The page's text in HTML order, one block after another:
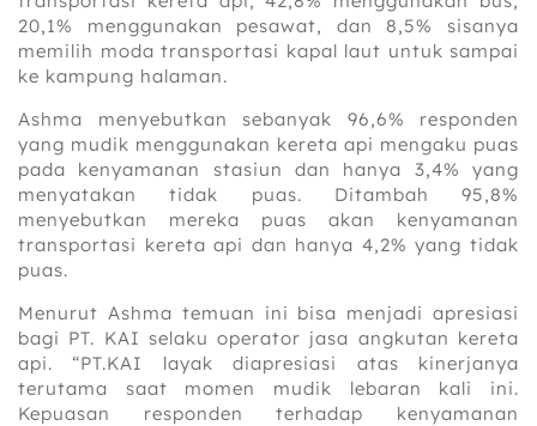
20,1% menggunakan pesawat, dan 8,5% sisanya
memilih moda transportasi kapal laut untuk sampai
ke kampung halaman.
Ashma menyebutkan sebanyak 96,6% responden
yang mudik menggunakan kereta api mengaku puas
pada kenyamanan stasiun dan hanya 3,4% yang
menyatakan tidak puas. Ditambah 95,8%
menyebutkan mereka puas akan kenyamanan
transportasi kereta api dan hanya 4,2% yang tidak
puas.
Menurut Ashma temuan ini bisa menjadi apresiasi
bagi PT. KAI selaku operator jasa angkutan kereta
api. “PT.KAI layak diapresiasi atas kinerjanya
terutama saat momen mudik lebaran kali ini.
Kepuasan responden terhadap kenyamanan